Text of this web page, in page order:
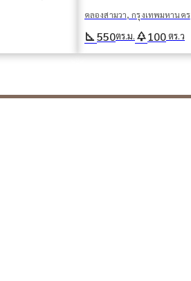
คลองสามวา, กรุงเทพมหานคร
square_foot550ตร.ม. park100 ตร.ว